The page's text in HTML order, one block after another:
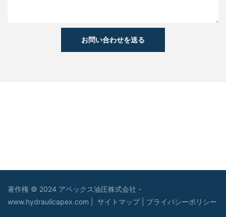
お問い合わせを送る
著作権 © 2024 アペックス油圧株式会社 -
www.hydraulicapex.com | サイトマップ プライバシーポリシー